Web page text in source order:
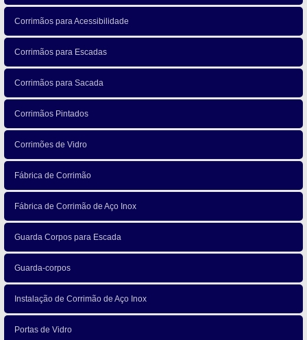
Corrimãos para Acessibilidade
Corrimãos para Escadas
Corrimãos para Sacada
Corrimãos Pintados
Corrimões de Vidro
Fábrica de Corrimão
Fábrica de Corrimão de Aço Inox
Guarda Corpos para Escada
Guarda-corpos
Instalação de Corrimão de Aço Inox
Portas de Vidro